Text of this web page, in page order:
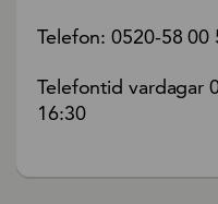
Telefon: 0520-58 00
Telefontid vardagar
16:30